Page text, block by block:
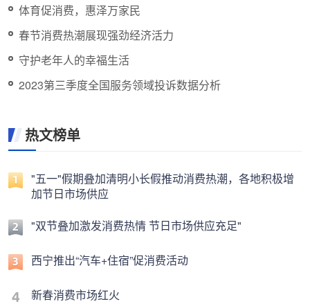
体育促消费，惠泽万家民
春节消费热潮展现强劲经济活力
守护老年人的幸福生活
2023第三季度全国服务领域投诉数据分析
热文榜单
"五一"假期叠加清明小长假推动消费热潮，各地积极增
加节日市场供应
"双节叠加激发消费热情 节日市场供应充足"
西宁推出“汽车+住宿”促消费活动
新春消费市场红火